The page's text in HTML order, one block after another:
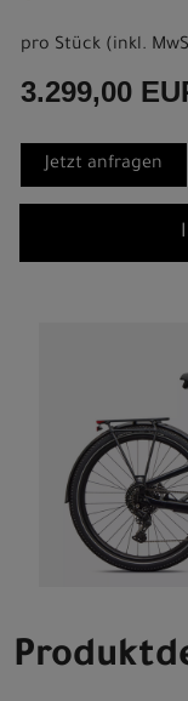
pro Stück (inkl.
3.299,00
Jetzt anfragen